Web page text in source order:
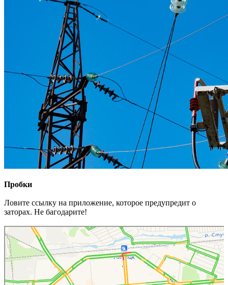
Пробки
Ловите ссылку на приложение, которое предупредит о
заторах. Не багодарите!
Липецк
22 мин до работы — Яндекс Карты